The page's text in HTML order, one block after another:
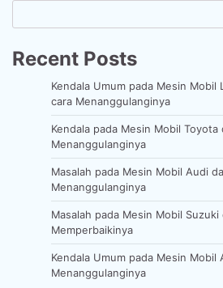
Recent Posts
Kendala Umum pada Mesin Mobil
cara Menanggulanginya
Kendala pada Mesin Mobil Toyota
Menanggulanginya
Masalah pada Mesin Mobil Audi
Menanggulanginya
Masalah pada Mesin Mobil Suzuki
Memperbaikinya
Kendala Umum pada Mesin Mobil
Menanggulanginya